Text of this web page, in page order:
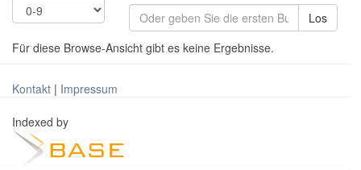
Los
Für diese Browse-Ansicht gibt es keine Ergebnisse.
Kontakt | Impressum
Indexed by